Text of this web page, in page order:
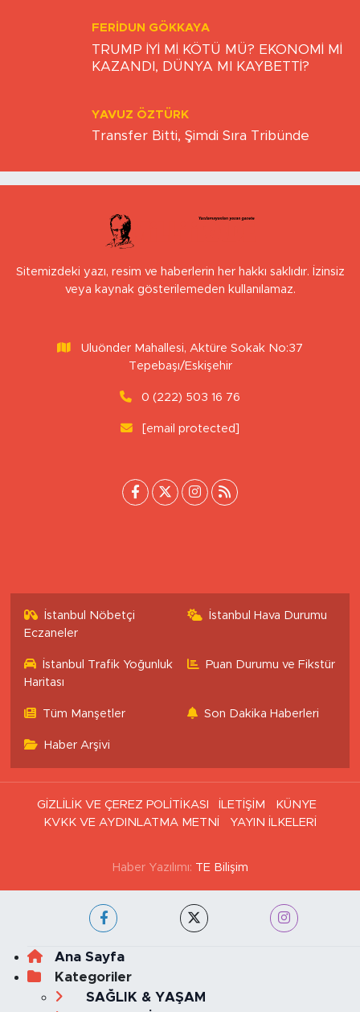
FERIDUN GÖKKAYA
TRUMP İYİ Mİ KÖTÜ MÜ? EKONOMİ Mİ
KAZANDI, DÜNYA MI KAYBETTİ?
YAVUZ ÖZTÜRK
Transfer Bitti, Şimdi Sıra Tribünde
Sitemizdeki yazı, resim ve haberlerin her hakkı saklıdır. İzinsiz
veya kaynak gösterilemeden kullanılamaz.
Uluönder Mahallesi, Aktüre Sokak No:37
Tepebaşı/Eskişehir
0 (222) 503 16 76
[email protected]
İstanbul Nöbetçi
Eczaneler
İstanbul Hava Durumu
İstanbul Trafik Yoğunluk
Haritası
Puan Durumu ve Fikstür
Tüm Manşetler Son Dakika Haberleri
Haber Arşivi
GİZLİLİK VE ÇEREZ POLİTİKASI İLETİŞİM
KÜNYE
KVKK VE AYDINLATMA METNİ
YAYIN İLKELERİ
Haber Yazılımı: TE Bilişim
Ana Sayfa
Kategoriler
SAĞLIK & YAŞAM